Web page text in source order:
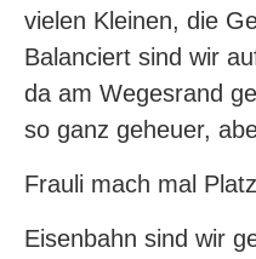
vielen Kleinen, die
Balanciert sind wir
da am Wegesrand
so ganz geheuer,
Frauli mach mal
Eisenbahn sind wir